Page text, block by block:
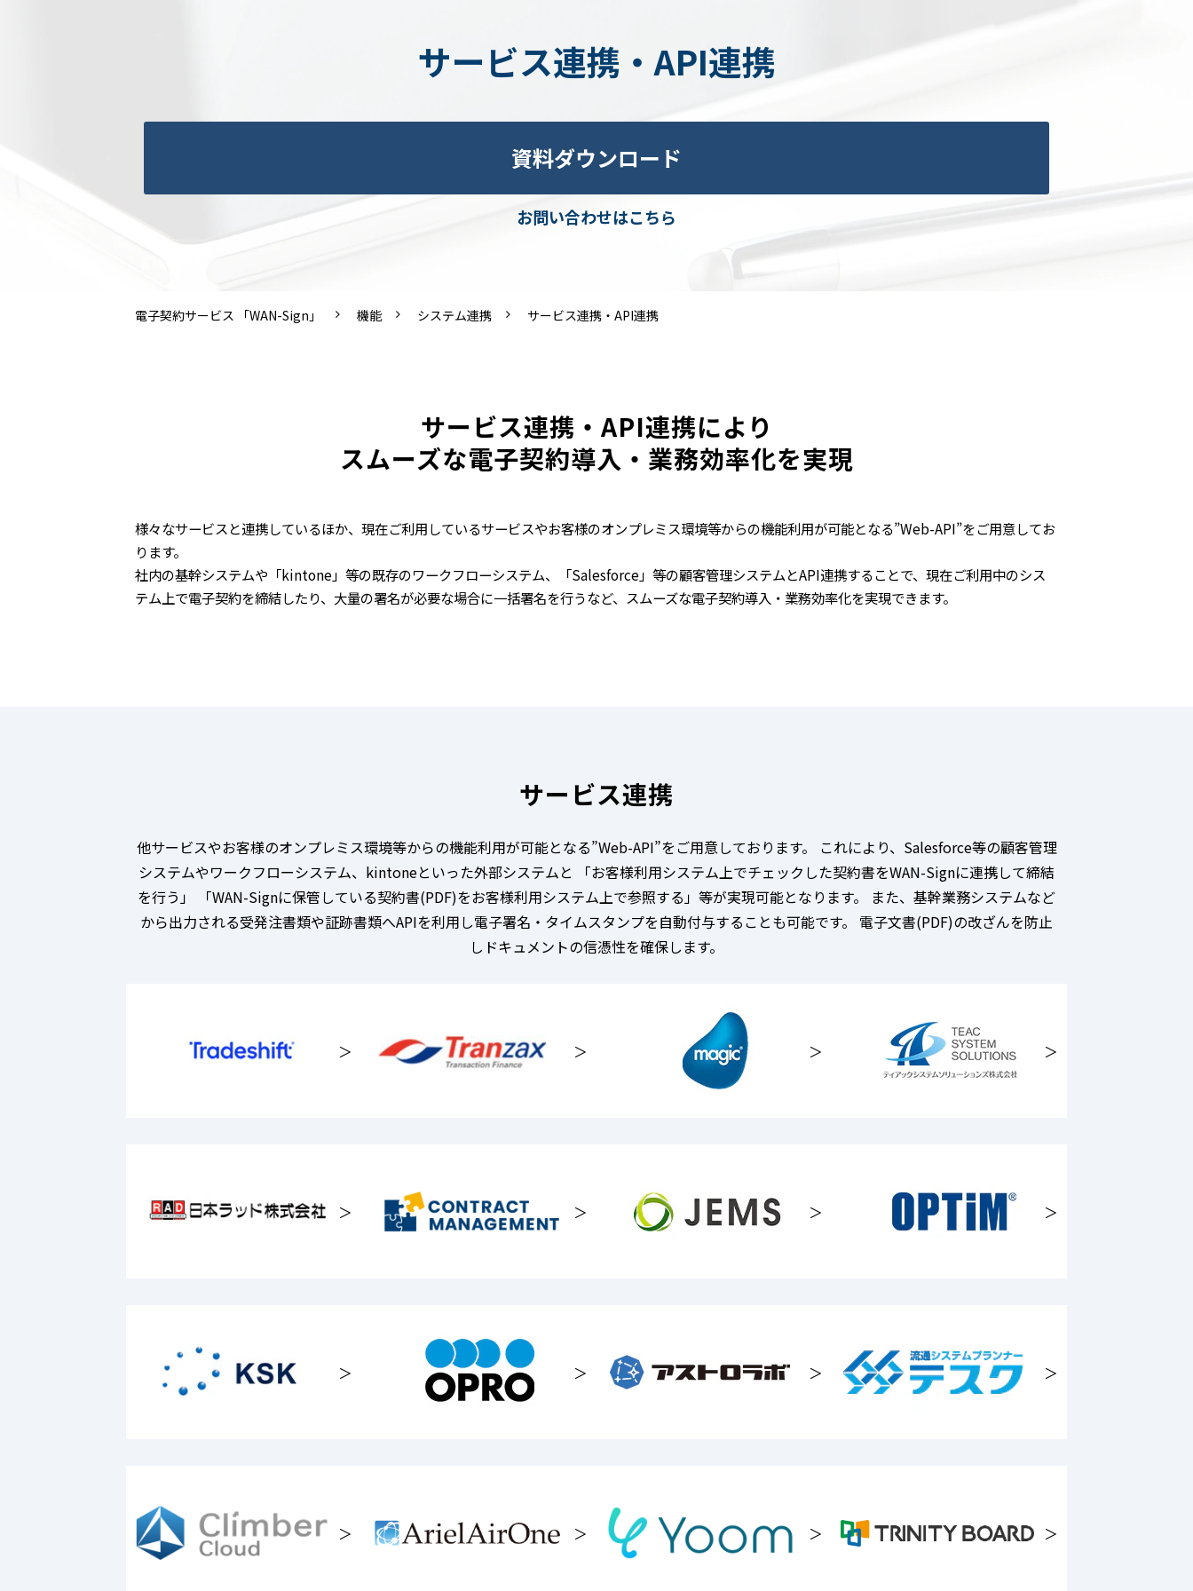
サービス連携・API連携
資料ダウンロード
お問い合わせはこちら
電子契約サービス 「WAN-Sign」 機能 システム連携 サービス連携・API連携
サービス連携・API連携により
スムーズな電子契約導入・業務効率化を実現
様々なサービスと連携しているほか、現在ご利用しているサービスやお客様のオンプレミス環境等からの機能利用が可能となる”Web-API”をご用意してお
ります。
社内の基幹システムや「kintone」等の既存のワークフローシステム、「Salesforce」等の顧客管理システムとAPI連携することで、現在ご利用中のシス
テム上で電子契約を締結したり、大量の署名が必要な場合に一括署名を行うなど、スムーズな電子契約導入・業務効率化を実現できます。
サービス連携
他サービスやお客様のオンプレミス環境等からの機能利用が可能となる”Web-API”をご用意しております。 これにより、Salesforce等の顧客管理
システムやワークフローシステム、kintoneといった外部システムと 「お客様利用システム上でチェックした契約書をWAN-Signに連携して締結
を行う」 「WAN-Signに保管している契約書(PDF)をお客様利用システム上で参照する」等が実現可能となります。 また、基幹業務システムなど
から出力される受発注書類や証跡書類へAPIを利用し電子署名・タイムスタンプを自動付与することも可能です。 電子文書(PDF)の改ざんを防止
しドキュメントの信憑性を確保します。
＞ ＞ ＞ ＞
＞ ＞ ＞ ＞
＞ ＞ ＞ ＞
＞ ＞ ＞ ＞